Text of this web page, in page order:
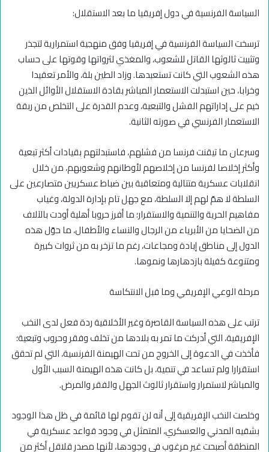
السياسة الفرنسية في دول إفريقيا ما بعد الاستقلال:
ترسخت السياسة الفرنسية في إفريقيا وفق منهجية استمرارية لتجذر
وتثبيت ثالوثها القاتل للشعوب، والمغذي لثرواتها وقوتها على حساب
هذه الشعوب التي كانت تستعبدها. وزاد الطين بلة، والأمر تعقيدا
وخرابا، حين استبدلت الاستعمار المباشر بقادة الاستقلال الأوائل الذين
خيم على إداراتهم الفشل والتبعية، وعدم القدرة على التخلص من ربقة
الاستعمار الفرنسي في صورته الثانية.
وسرعان ما تيقنت فرنسا من فشلهم، فاستبدلتهم بقيادات أكثر تبعية
وأكثر إخلاصا لفرنسا من إخلاصهم لأوطانهم وشعوبهم، من خلال
انقلابات عسكرية متتالية ومتعاقبة بين ضباط عسكريين متصارعين على
السلطة لا همّ لهم إلا السلطة، مع جهل تام بإدارة الدولة، وغياب
مفاهيم الحرية والتنمية والاستقرار؛ ما أفرز حروبا أهلية أودت بالآلاف
من الضحايا من الأبرياء من الرجال والنساء والأطفال، ما حوّل هذه
الدول إلى مناطق إبادة ومجاعات، رغم ما تزخر به من ثروات كبيرة
ومتنوعة كفيلة بازدهارها ونموها.
مرحلة الوعي الإفريقي وما قبل الانتكاسة
ترتب على هذه السياسة القاصرة وغير الأخلاقية ردة فعل لدى النخب
الإفريقية، التي أدركت ما تمر به بلادها من تخلف وفقر وحروب وتبعية؛
فأخذت في الدعوة إلى الخروج من تحت الهيمنة الفرنسية، التي لم تحقق
استقرارا ولم تساعد في تنمية، بل كانت هذه الهيمنة السبب الأول
والمباشر لاستمرار واستقرار ثالوث الجهل والفقر والمرض.
وخلصت النخب الإفريقية إلى أنه لن تقوم لها قائمة في ظل هذا الوجود
بشقيه المدني والعسكري، المتمثل في وجود قواعد عسكرية في
المنطقة أصبحت غير مرغوب في وجودها، لأنها مصدر قلاقل أكثر من